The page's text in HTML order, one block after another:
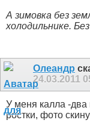
А зимовка без
холодильнике.
Олеандр
24.03.2011
У меня калла -два
ростки, фото